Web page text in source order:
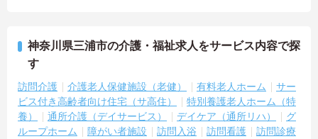
神奈川県三浦市の介護・福祉求人をサービス内容で探
す
訪問介護 介護老人保健施設（老健） 有料老人ホーム
サー
ビス付き高齢者向け住宅（サ高住）
特別養護老人ホーム（特
養）
通所介護（デイサービス） デイケア（通所リハ）
グ
ループホーム
障がい者施設 訪問入浴 訪問看護
訪問診療